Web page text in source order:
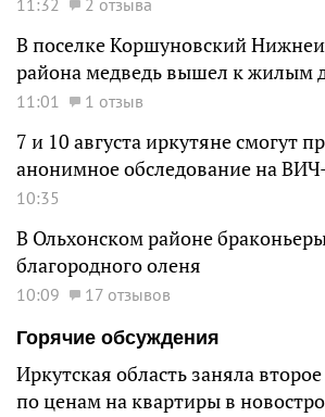
В поселке Коршуновский
района медведь вышел к жилым
11:01 1 отзыв
7 и 10 августа иркутяне смогут
анонимное обследование на
10:35
В Ольхонском районе
благородного оленя
10:09
17 отзывов
Горячие обсуждения
Иркутская область заняла
по ценам на квартиры в